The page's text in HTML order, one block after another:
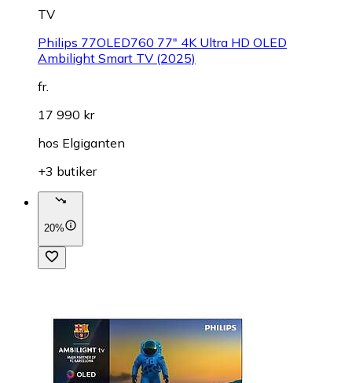
TV
Philips 77OLED760 77" 4K Ultra HD OLED
Ambilight Smart TV (2025)
fr.
17 990 kr
hos Elgiganten
+3 butiker
20%